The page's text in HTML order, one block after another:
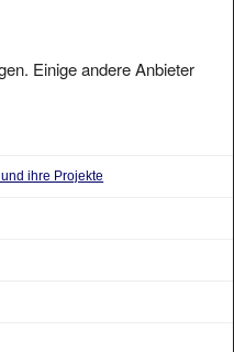
Einige andere Anbieter
ihre Projekte